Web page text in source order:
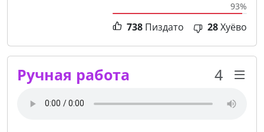
93%
738 Пиздато 28Хуёво
Ручная работа 4